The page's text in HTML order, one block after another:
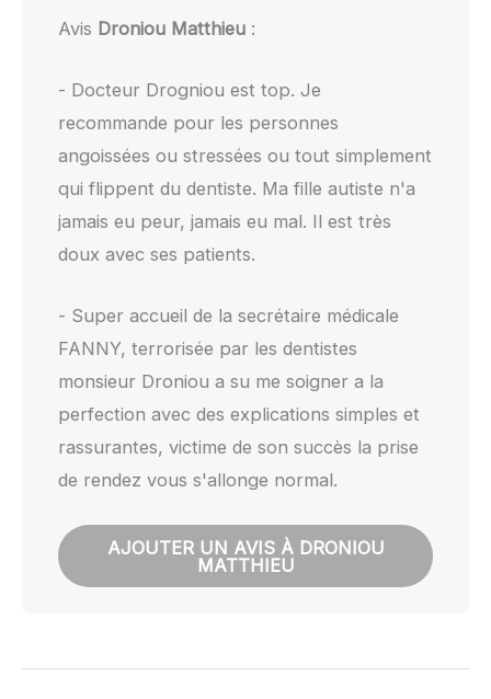
Avis Droniou Matthieu:
- Docteur Drogniou est top. Je
recommande pour les personnes
angoissées ou stressées ou tout simplement
qui flippent du dentiste. Ma fille autiste n'a
jamais eu peur, jamais eu mal. Il est très
doux avec ses patients.
- Super accueil de la secrétaire médicale
FANNY, terrorisée par les dentistes
monsieur Droniou a su me soigner a la
perfection avec des explications simples et
rassurantes, victime de son succès la prise
de rendez vous s'allonge normal.
AJOUTER UN AVIS À DRONIOU
MATTHIEU